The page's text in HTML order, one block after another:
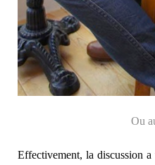
Ou
Effectivement, la discussion